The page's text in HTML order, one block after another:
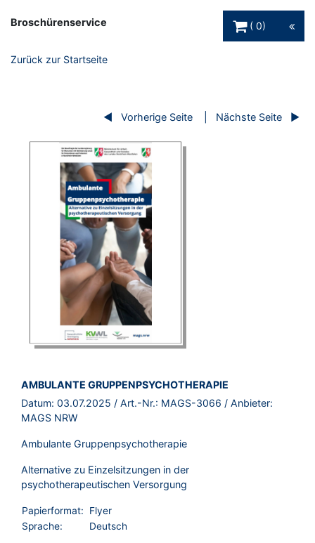
Broschürenservice
0
Zurück zur Startseite
Vorherige Seite Nächste Seite
BROSCHÜRE:
AMBULANTE GRUPPENPSYCHOTHERAPIE
Datum: 03.07.2025 / Art.-Nr.: MAGS-3066 / Anbieter:
MAGS NRW
Ambulante Gruppenpsychotherapie
Alternative zu Einzelsitzungen in der
psychotherapeutischen Versorgung
Papierformat:
Flyer
Sprache:
Deutsch